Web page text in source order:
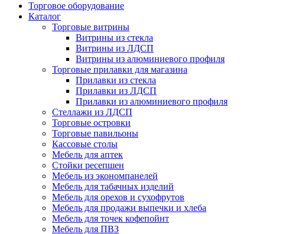
Торговое оборудование
Каталог
Торговые витрины
Витрины из cтекла
Витрины из ЛДСП
Витрины из алюминиевого профиля
Торговые прилавки для магазина
Прилавки из стекла
Прилавки из ЛДСП
Прилавки из алюминиевого профиля
Стеллажи из ЛДСП
Торговые островки
Торговые павильоны
Кассовые столы
Мебель для аптек
Стойки ресепшен
Мебель из экономпанелей
Мебель для табачных изделий
Мебель для орехов и сухофрутов
Мебель для продажи выпечки и хлеба
Мебель для точек кофепойнт
Мебель для ПВЗ